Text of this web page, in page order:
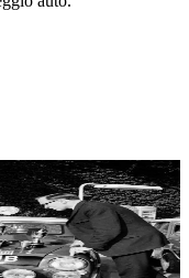
Montecarlo 1964
rent